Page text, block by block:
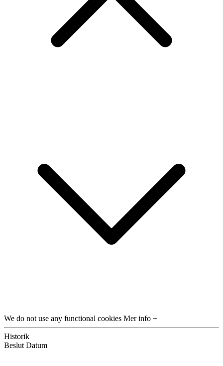
We do not use any functional cookies Mer info +
Historik
Beslut Datum